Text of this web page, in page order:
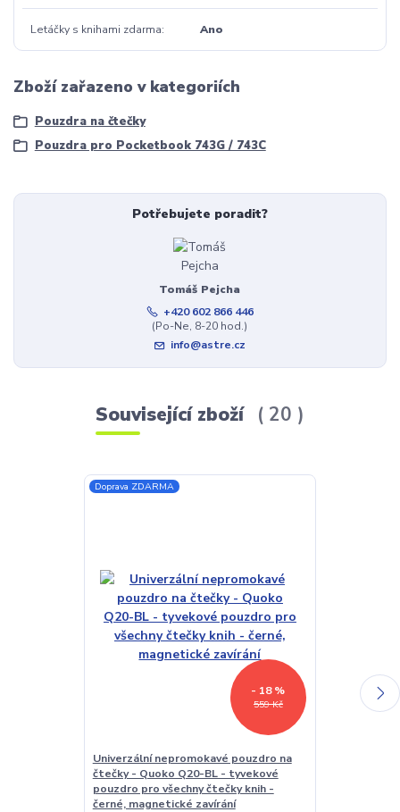
Letáčky s knihami zdarma Ano
Zboží zařazeno v kategoriích
Pouzdra na čtečky
Pouzdra pro Pocketbook 743G / 743C
Potřebujete poradit?
Tomáš Pejcha
+420 602 866 446
(Po-Ne, 8-20 hod.)
info@astre.cz
Související zboží 20
Doprava ZDARMA
559 Kč
- 18 %
Univerzální nepromokavé pouzdro na
čtečky - Quoko Q20-BL - tyvekové
pouzdro pro všechny čtečky knih -
černé, magnetické zavírání